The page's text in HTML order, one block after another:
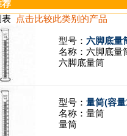
荐
表
点击比较此类别的产品
型号： 六脚底量
名称： 六脚底量
六脚底量筒
型号： 量筒(容
名称： 量筒
量筒